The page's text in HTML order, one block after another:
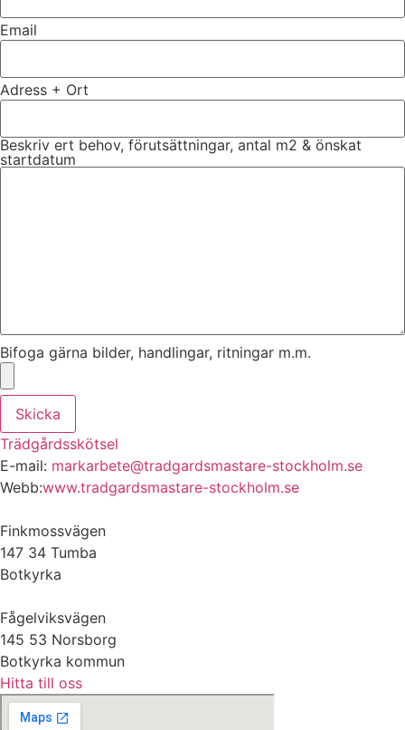
Email
Adress + Ort
Beskriv ert behov, förutsättningar, antal m2 & önskat
startdatum
Bifoga gärna bilder, handlingar, ritningar m.m.
Skicka
Trädgårdsskötsel
E-mail: markarbete@tradgardsmastare-stockholm.se
Webb:www.tradgardsmastare-stockholm.se
Finkmossvägen
147 34 Tumba
Botkyrka
Fågelviksvägen
145 53 Norsborg
Botkyrka kommun
Hitta till oss